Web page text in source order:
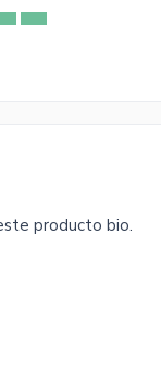
producto bio.